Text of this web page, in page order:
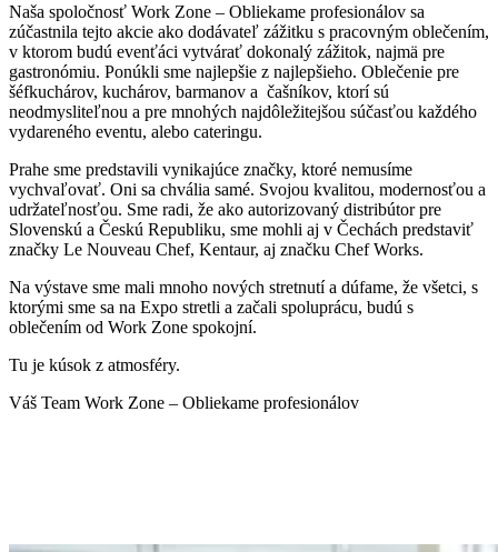
Naša spoločnosť Work Zone – Obliekame profesionálov sa
zúčastnila tejto akcie ako dodávateľ zážitku s pracovným oblečením,
v ktorom budú evenťáci vytvárať dokonalý zážitok, najmä pre
gastronómiu. Ponúkli sme najlepšie z najlepšieho. Oblečenie pre
šéfkuchárov, kuchárov, barmanov a čašníkov, ktorí sú
neodmysliteľnou a pre mnohých najdôležitejšou súčasťou každého
vydareného eventu, alebo cateringu.
Prahe sme predstavili vynikajúce značky, ktoré nemusíme
vychvaľovať. Oni sa chvália samé. Svojou kvalitou, modernosťou a
udržateľnosťou. Sme radi, že ako autorizovaný distribútor pre
Slovenskú a Českú Republiku, sme mohli aj v Čechách predstaviť
značky Le Nouveau Chef, Kentaur, aj značku Chef Works.
Na výstave sme mali mnoho nových stretnutí a dúfame, že všetci, s
ktorými sme sa na Expo stretli a začali spoluprácu, budú s
oblečením od Work Zone spokojní.
Tu je kúsok z atmosféry.
Váš Team Work Zone – Obliekame profesionálov